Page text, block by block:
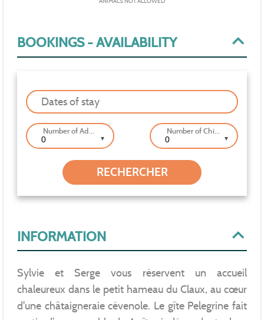
BOOKINGS - AVAILABILITY
Dates of stay
▼ ▼
INFORMATION
Sylvie et Serge vous réservent un accueil
chaleureux dans le petit hameau du Claux, au cœur
d'une châtaigneraie cévenole. Le gîte Pelegrine fait